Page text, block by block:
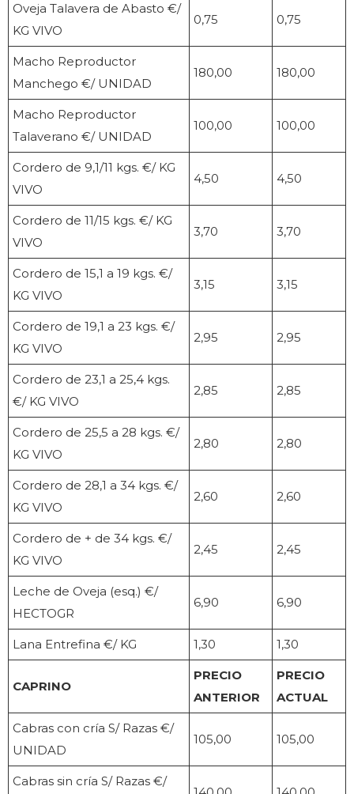
Oveja Talavera de Abasto €/
KG VIVO
0,75 0,75
Macho Reproductor
Manchego €/ UNIDAD
180,00 180,00
Macho Reproductor
Talaverano €/ UNIDAD
100,00 100,00
Cordero de 9,1/11 kgs. €/ KG
VIVO
4,50 4,50
Cordero de 11/15 kgs. €/ KG
VIVO
3,70 3,70
Cordero de 15,1 a 19 kgs. €/
KG VIVO
3,15 3,15
Cordero de 19,1 a 23 kgs. €/
KG VIVO
2,95 2,95
Cordero de 23,1 a 25,4 kgs.
€/ KG VIVO
2,85 2,85
Cordero de 25,5 a 28 kgs. €/
KG VIVO
2,80 2,80
Cordero de 28,1 a 34 kgs. €/
KG VIVO
2,60 2,60
Cordero de + de 34 kgs. €/
KG VIVO
2,45 2,45
Leche de Oveja (esq.) €/
HECTOGR
6,90 6,90
Lana Entrefina €/ KG 1,30 1,30
CAPRINO
PRECIO
ANTERIOR
PRECIO
ACTUAL
Cabras con cría S/ Razas €/
UNIDAD
105,00 105,00
Cabras sin cría S/ Razas €/